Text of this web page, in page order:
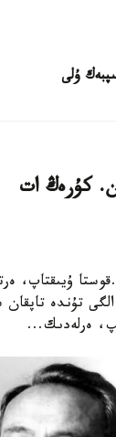
ۇلى
كۇرەڭ ات
ۇيىقتاپ،
الگى تۇندە
ەرلەدىك...